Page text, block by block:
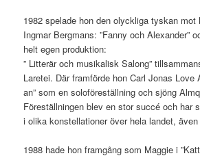
1982 spelade hon den olyckliga tyskan
Ingmar Bergmans: ”Fanny och Alexander”
helt egen produktion:
” Litterär och musikalisk Salong”
Laretei. Där framförde hon Carl Jonas Love
an” som en soloföreställning och sjöng
Föreställningen blev en stor succé och har
i olika konstellationer över hela landet,
1988 hade hon framgång som Maggie i